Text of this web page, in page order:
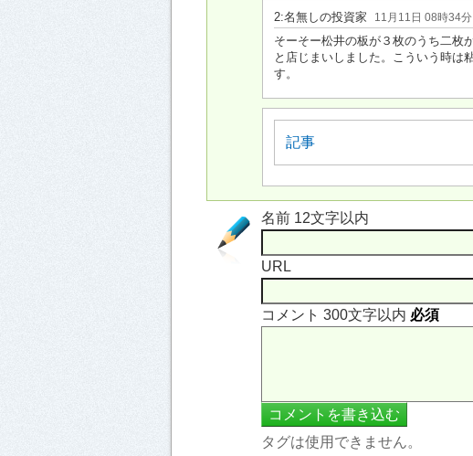
2:名無しの投資家 11月11日 08時34
そーそー松井の板が３枚のうち二
と店じまいしました。こういう時は
す。
記事
名前 12文字以内
URL
コメント 300文字以内 必須
タグは使用できません。